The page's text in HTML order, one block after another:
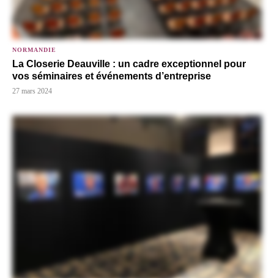
NORMANDIE
La Closerie Deauville : un cadre exceptionnel pour
vos séminaires et événements d’entreprise
27 mars 2024